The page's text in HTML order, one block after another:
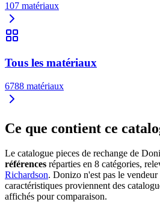
107 matériaux
Tous les matériaux
6788 matériaux
Ce que contient ce
Le catalogue pieces de rechange de
références réparties en 8 catégories,
Richardson. Donizo n'est pas le
caractéristiques proviennent des
affichés pour comparaison.